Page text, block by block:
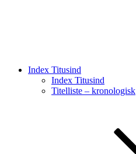
Index Titusind
Index Titusind
Titelliste – kronologisk